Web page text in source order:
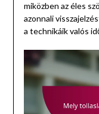
miközben az éles
azonnali
a technikáik valós